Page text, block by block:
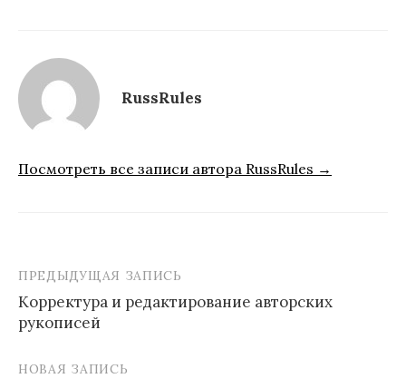
RussRules
Посмотреть все записи автора RussRules →
Навигация
по
ПРЕДЫДУЩАЯ ЗАПИСЬ
Корректура и редактирование авторских
рукописей
НОВАЯ ЗАПИСЬ